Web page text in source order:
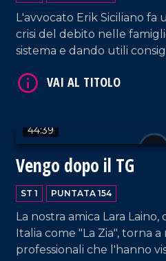
L'avvocato Erik Siciliano fa
crisi del debito nelle
sistema e dando utili
44:39
Vengo dopo il TG
ST 1 PUNTATA 154
La nostra amica Lara
Italia come "La Zia", torna
professionali che l'hanno